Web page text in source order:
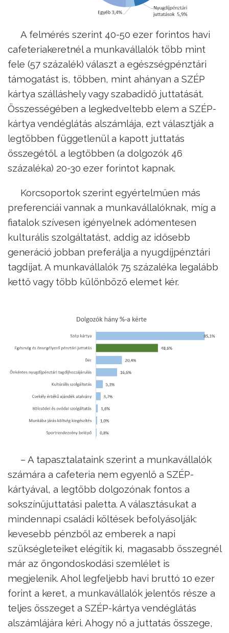
A felmérés szerint 40-50 ezer forintos havi
cafeteriakeretnél a munkavállalók több mint
fele (57 százalék) választ a egészségpénztári
támogatást is, többen, mint ahányan a SZÉP
kártya szálláshely vagy szabadidő juttatását.
Összességében a legkedveltebb elem a SZÉP-
kártya vendéglátás alszámlája, ezt választják a
legtöbben függetlenül a kapott juttatás
összegétől. a legtöbben (a dolgozók 46
százaléka) 20-30 ezer forintot kapnak.
Korcsoportok szerint egyértelműen más
preferenciái vannak a munkavállalóknak, míg a
fiatalok szívesen igényelnek adómentesen
kulturális szolgáltatást, addig az idősebb
generáció jobban preferálja a nyugdíjpénztári
tagdíjat. A munkavállalók 75 százaléka legalább
kettő vagy több különböző elemet kér.
– A tapasztalataink szerint a munkavállalók
számára a cafeteria nem egyenlő a SZÉP-
kártyával, a legtöbb dolgozónak fontos a
sokszínűjuttatási paletta. A választásukat a
mindennapi családi költések befolyásolják:
kevesebb pénzből az emberek a napi
szükségleteiket elégítik ki, magasabb összegnél
már az öngondoskodási szemlélet is
megjelenik. Ahol legfeljebb havi bruttó 10 ezer
forint a keret, a munkavállalók jelentős része a
teljes összeget a SZÉP-kártya vendéglátás
alszámlájára kéri. Ahogy nő a juttatás összege,